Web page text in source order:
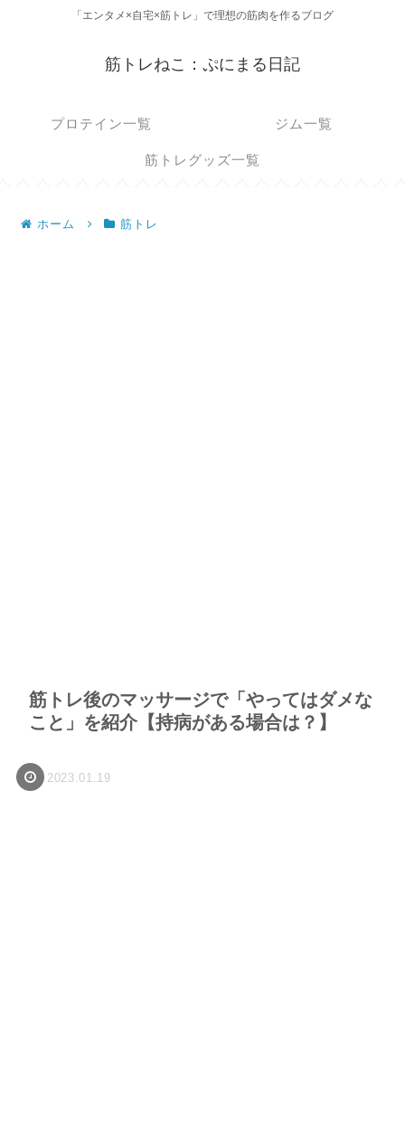
「エンタメ×自宅×筋トレ」で理想の筋肉を作るブログ
筋トレねこ：ぷにまる日記
プロテイン一覧 ジム一覧
筋トレグッズ一覧
ホーム 筋トレ
筋トレ後のマッサージで「やってはダメな
こと」を紹介【持病がある場合は？】
2023.01.19